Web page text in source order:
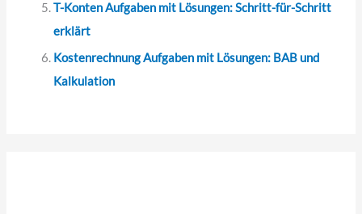
T-Konten Aufgaben mit Lösungen: Schritt-für-Schritt
erklärt
Kostenrechnung Aufgaben mit Lösungen: BAB und
Kalkulation